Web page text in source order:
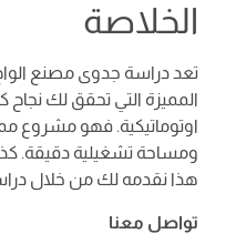
الخلاصة
تعد دراسة جدوى مصنع
المميزة التي تحقق لك
اوتوماتيكية. فهو مشروع
ومساحة تشغيلية دقيقة.
هذا نقدمه لك من خلال
تواصل معنا